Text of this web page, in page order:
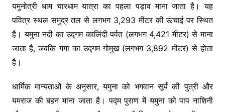
यमुनोत्री धामचारधाम यात्रा का पहला पड़ाव माना जाता है। यह
पवित्र स्थल समुद्र तल से लगभग 3,293 मीटर की ऊंचाई पर स्थित
है। यमुना नदी का उद्गमकालिंदी पर्वत(लगभग 4,421 मीटर) से माना
जाता है, जबकि गंगा का उद्गमगोमुख(लगभग 3,892 मीटर) से होता
है।
धार्मिक मान्यताओं के अनुसार, यमुना को भगवान सूर्य की पुत्री और
यमराज की बहन माना जाता है।पद्म पुराण में यमुना को पाप नाशिनी